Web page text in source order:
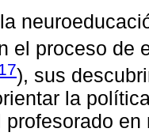
el proceso de
), sus
la
profesorado